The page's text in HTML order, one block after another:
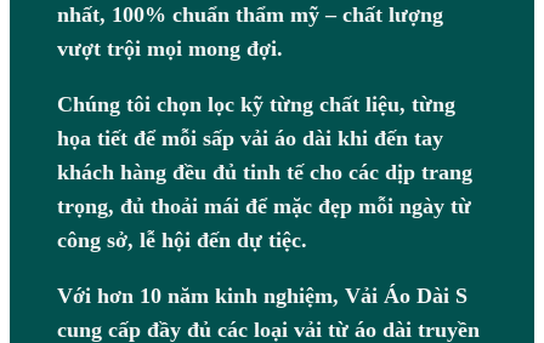
nhất, 100% chuẩn thẩm mỹ – chất lượng
vượt trội mọi mong đợi.
Chúng tôi chọn lọc kỹ từng chất liệu, từng
họa tiết để mỗi sấp vải áo dài khi đến tay
khách hàng đều đủ tinh tế cho các dịp trang
trọng, đủ thoải mái để mặc đẹp mỗi ngày từ
công sở, lễ hội đến dự tiệc.
Với hơn 10 năm kinh nghiệm, Vải Áo Dài S
cung cấp đầy đủ các loại vải từ áo dài truyền